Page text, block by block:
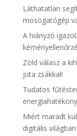
Láthatatlan
mosogatógép
A hiányzó
Zöld válasz a
juta zsákkal!
Tudatos
Miért maradt
digitális